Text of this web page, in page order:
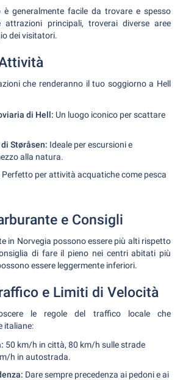
è generalmente facile da trovare e spesso
principali, troverai diverse aree
dei visitatori.
che renderanno il tuo soggiorno a Hell
di Hell: Un luogo iconico per scattare
Støråsen: Ideale per escursioni e
alla natura.
Perfetto per attività acquatiche come pesca
e Consigli
in Norvegia possono essere più alti rispetto
di fare il pieno nei centri abitati più
essere leggermente inferiori.
e Limiti di Velocità
le regole del traffico locale che
italiane:
50 km/h in città, 80 km/h sulle strade
h in autostrada.
Dare sempre precedenza ai pedoni e ai